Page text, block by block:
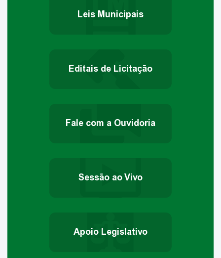
Leis Municipais
Editais de Licitação
Fale com a Ouvidoria
Sessão ao Vivo
Apoio Legislativo